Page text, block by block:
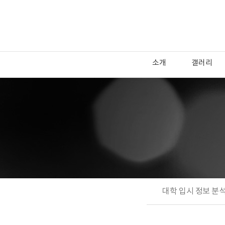
소개 갤러리
대학 입시 정보 분